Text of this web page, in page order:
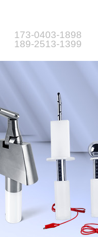
充电桩 测试仪器
防火阻燃检测仪器
探针试验指检测工具
173-0403-1898
189-2513-1399